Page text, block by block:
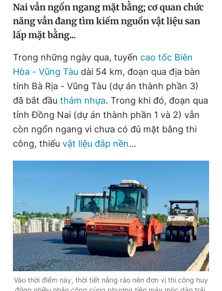
Sản phẩm khác
Tiện ích Bạn cần biết
Thông tin tòa soạn Liên hệ quảng cáo
Đọc Thanh Niên trên điện thoại
Hotline
0906 645 777
Liên hệ quảng cáo
0908 780 404
Đặt báo Quảng cáo RSS Tòa soạn Chính sách bảo
Phó tổng biên tập thường trực: Hải Thành
Nai vẫn ngổn ngang mặt bằng; cơ quan chức
năng vẫn đang tìm kiếm nguồn vật liệu san
lấp mặt bằng...
Trong những ngày qua, tuyến cao tốc Biên
Hòa - Vũng Tàu dài 54 km, đoạn qua địa bàn
tỉnh Bà Rịa - Vũng Tàu (dự án thành phần 3)
đã bắt đầu thảm nhựa. Trong khi đó, đoạn qua
tỉnh Đồng Nai (dự án thành phần 1 và 2) vẫn
còn ngổn ngang vì chưa có đủ mặt bằng thi
công, thiếu vật liệu đắp nền...
Vào thời điểm này, thời tiết nắng ráo nên đơn vị thi công huy